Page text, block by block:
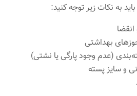
به نکات زیر توجه کنید:
بهداشتی
(عدم وجود پارگی یا نشتی)
و سایز پسته